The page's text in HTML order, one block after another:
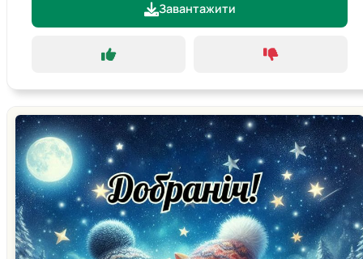
Завантажити